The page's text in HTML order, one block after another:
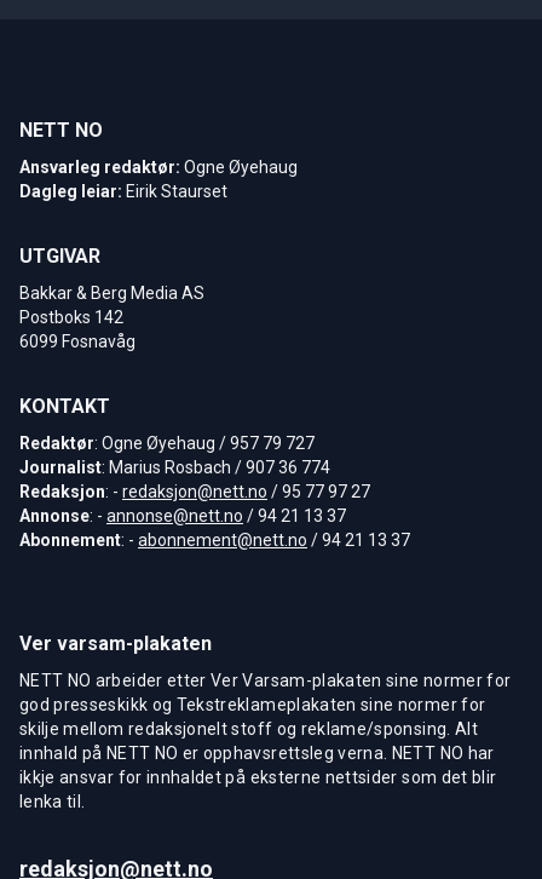
NETT NO
Ansvarleg redaktør: Ogne Øyehaug
Dagleg leiar: Eirik Staurset
UTGIVAR
Bakkar & Berg Media AS
Postboks 142
6099 Fosnavåg
KONTAKT
Redaktør: Ogne Øyehaug / 957 79 727
Journalist: Marius Rosbach / 907 36 774
Redaksjon: - redaksjon@nett.no / 95 77 97 27
Annonse: - annonse@nett.no / 94 21 13 37
Abonnement: - abonnement@nett.no / 94 21 13 37
Ver varsam-plakaten
NETT NO arbeider etter Ver Varsam-plakaten sine normer for
god presseskikk og Tekstreklameplakaten sine normer for
skilje mellom redaksjonelt stoff og reklame/sponsing. Alt
innhald på NETT NO er opphavsrettsleg verna. NETT NO har
ikkje ansvar for innhaldet på eksterne nettsider som det blir
lenka til.
redaksjon@nett.no